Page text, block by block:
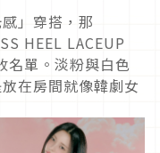
」穿搭，那
HEEL LACEUP
名單。淡粉與白色
在房間就像韓劇女